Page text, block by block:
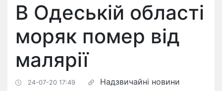
В Одеській області
моряк помер від
малярії
24-07-20 17:49 Надзвичайні новини